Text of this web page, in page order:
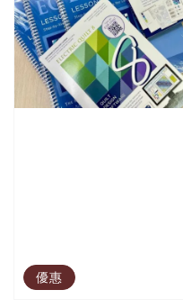
優惠